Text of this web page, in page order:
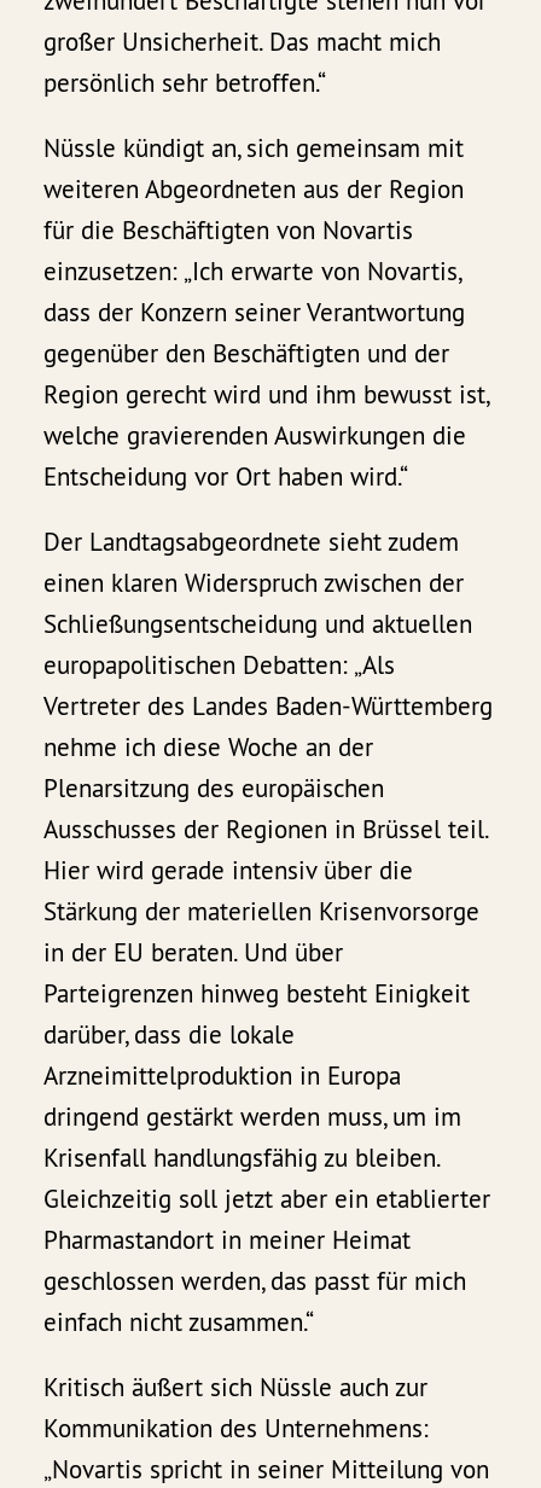
großer Unsicherheit. Das macht mich
persönlich sehr betroffen.“
Nüssle kündigt an, sich gemeinsam mit
weiteren Abgeordneten aus der Region
für die Beschäftigten von Novartis
einzusetzen: „Ich erwarte von Novartis,
dass der Konzern seiner Verantwortung
gegenüber den Beschäftigten und der
Region gerecht wird und ihm bewusst ist,
welche gravierenden Auswirkungen die
Entscheidung vor Ort haben wird.“
Der Landtagsabgeordnete sieht zudem
einen klaren Widerspruch zwischen der
Schließungsentscheidung und aktuellen
europapolitischen Debatten: „Als
Vertreter des Landes Baden-Württemberg
nehme ich diese Woche an der
Plenarsitzung des europäischen
Ausschusses der Regionen in Brüssel teil.
Hier wird gerade intensiv über die
Stärkung der materiellen Krisenvorsorge
in der EU beraten. Und über
Parteigrenzen hinweg besteht Einigkeit
darüber, dass die lokale
Arzneimittelproduktion in Europa
dringend gestärkt werden muss, um im
Krisenfall handlungsfähig zu bleiben.
Gleichzeitig soll jetzt aber ein etablierter
Pharmastandort in meiner Heimat
geschlossen werden, das passt für mich
einfach nicht zusammen.“
Kritisch äußert sich Nüssle auch zur
Kommunikation des Unternehmens:
„Novartis spricht in seiner Mitteilung von